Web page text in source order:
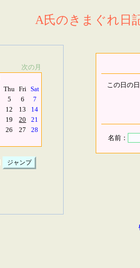
A氏のきまぐれ日
次の月
Thu Fri Sat
5 6
7
12 13
14
19 20
21
26 27
28
この日の
名前：